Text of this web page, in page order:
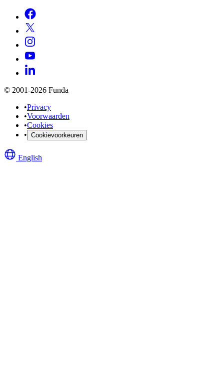
© 2001-2026 Funda
•Privacy
•Voorwaarden
•Cookies
• Cookievoorkeuren
English